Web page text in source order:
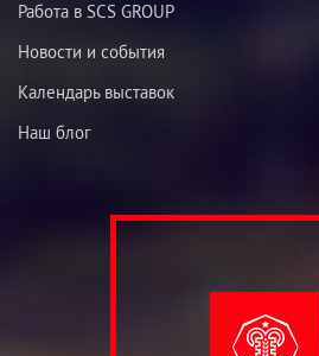
Работа в SCS GROUP
Новости и события
Календарь выставок
Наш блог